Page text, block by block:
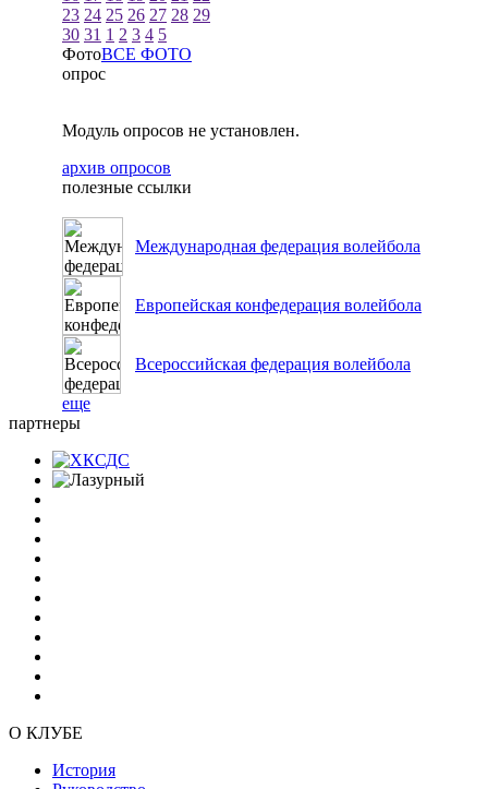
23 24 25 26 27 28 29
30 31 1 2 3 4 5
ФотоВСЕ ФОТО
опрос
Модуль опросов не установлен.
архив опросов
полезные ссылки
Международная федерация волейбола
Европейская конфедерация волейбола
Всероссийская федерация волейбола
еще
партнеры
О КЛУБЕ
История